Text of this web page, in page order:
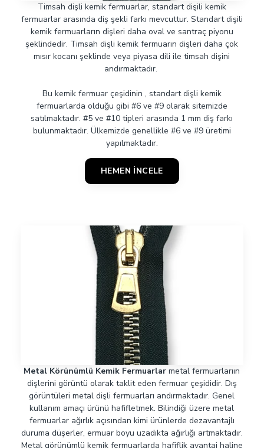
Timsah dişli kemik fermuarlar, standart dişili kemik
fermuarlar arasında diş şekli farkı mevcuttur. Standart dişili
kemik fermuarların dişleri daha oval ve santraç piyonu
şeklindedir. Timsah dişli kemik fermuarın dişleri daha çok
mısır kocanı şeklinde veya piyasa dili ile timsah dişini
andırmaktadır.
Bu kemik fermuar çeşidinin , standart dişli kemik
fermuarlarda olduğu gibi #6 ve #9 olarak sitemizde
satılmaktadır. #5 ve #10 tipleri arasında 1 mm diş farkı
bulunmaktadır. Ülkemizde genellikle #6 ve #9 üretimi
yapılmaktadır.
HEMEN İNCELE
Metal Körünümlü Kemik Fermuarlar metal fermuarlarıın
dişlerini görüntü olarak taklit eden fermuar çeşididir. Dış
görüntüleri metal dişli fermuarları andırmaktadır. Genel
kullanım amaçı ürünü hafifletmek. Bilindiği üzere metal
fermuarlar ağırlık açısından kimi ürünlerde dezavantajlı
duruma düşerler, ermuar boyu uzadıkta ağırlığı artmaktadır.
Metal görünümlü kemik fermuarlarda hafiflik avantaj haline